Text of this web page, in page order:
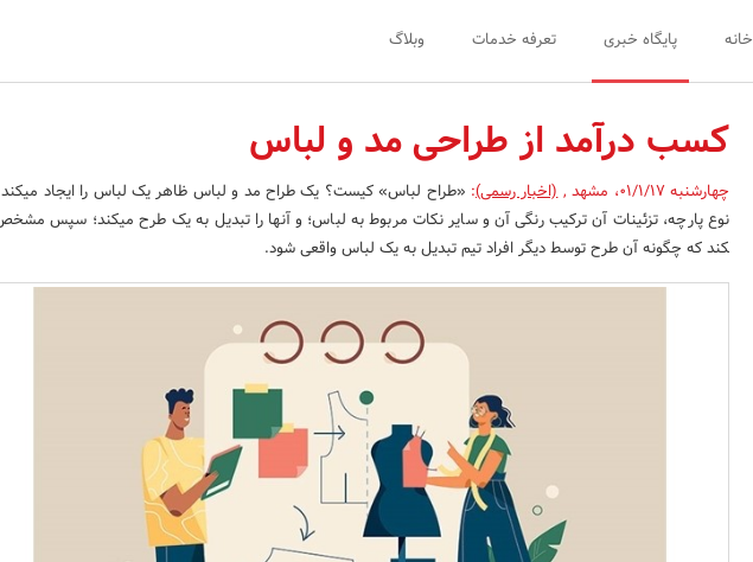
خانه پایگاه خبری تعرفه خدمات وبلاگ
کسب درآمد از طراحی مد و لباس
چهارشنبه 01/1/17 ، مشهد ,(اخبار رسمی): «طراح لباس» کیست؟ یک طراح مد و لباس ظاهر یک لباس را ایجاد
نوع پارچه، تزئینات آن ترکیب رنگی آن و سایر نکات مربوط به لباس؛ و آن­ها را تبدیل به یک طرح می­کند؛ سپس
کند که چگونه آن طرح توسط دیگر افراد تیم تبدیل به یک لباس واقعی شود.